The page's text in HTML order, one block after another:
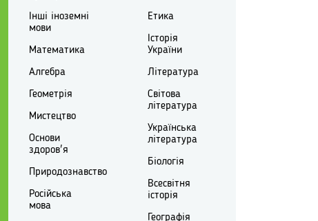
Інші іноземні
мови
Математика
Алгебра
Геометрія
Мистецтво
Основи
здоров'я
Природознавство
Російська
мова
Етика
Історія
України
Література
Світова
література
Українська
література
Біологія
Всесвітня
історія
Географія